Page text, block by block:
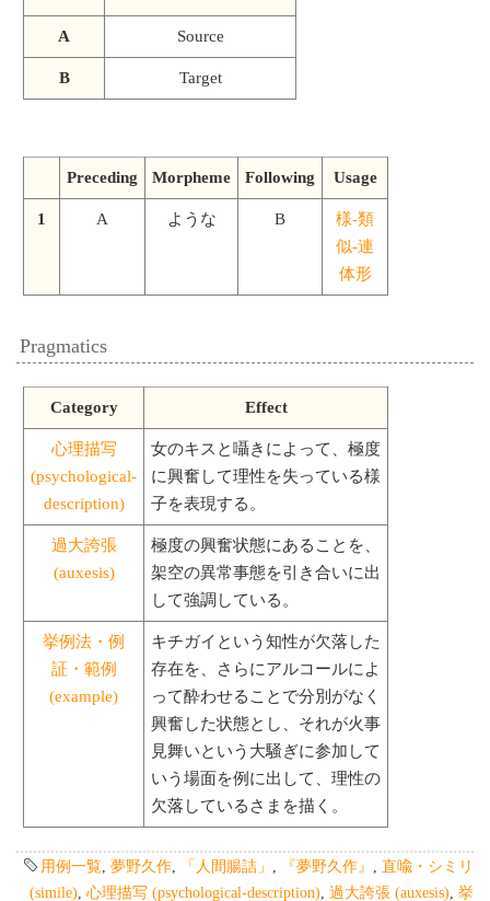
A Source
B Target
Preceding Morpheme Following Usage
1 A ような B
様-類
似-連
体形
Pragmatics
Category Effect
心理描写
(psychological-
description)
女のキスと囁きによって、極度
に興奮して理性を失っている様
子を表現する。
過大誇張
(auxesis)
極度の興奮状態にあることを、
架空の異常事態を引き合いに出
して強調している。
挙例法・例
証・範例
(example)
キチガイという知性が欠落した
存在を、さらにアルコールによ
って酔わせることで分別がなく
興奮した状態とし、それが火事
見舞いという大騒ぎに参加して
いう場面を例に出して、理性の
欠落しているさまを描く。
用例一覧 夢野久作 「人間腸詰」 『夢野久作』
直喩・シミリ
(simile) 心理描写 (psychological-description) 過大誇張 (auxesis) 挙